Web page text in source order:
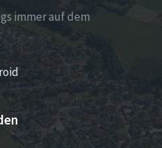
immer auf dem